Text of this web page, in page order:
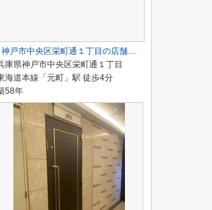
神戸市中央区栄町通１丁目の店舗一部
庫県神戸市中央区栄町通１丁目
海道本線「元町」駅 徒歩4分
58年